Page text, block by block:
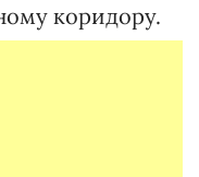
коридору.